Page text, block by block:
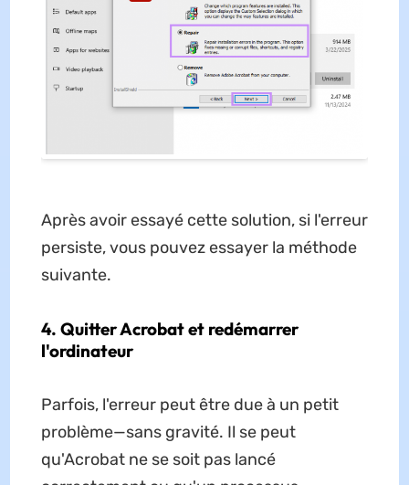
Après avoir essayé cette solution, si l'erreur
persiste, vous pouvez essayer la méthode
suivante.
4. Quitter Acrobat et redémarrer
l'ordinateur
Parfois, l'erreur peut être due à un petit
problème—sans gravité. Il se peut
qu'Acrobat ne se soit pas lancé